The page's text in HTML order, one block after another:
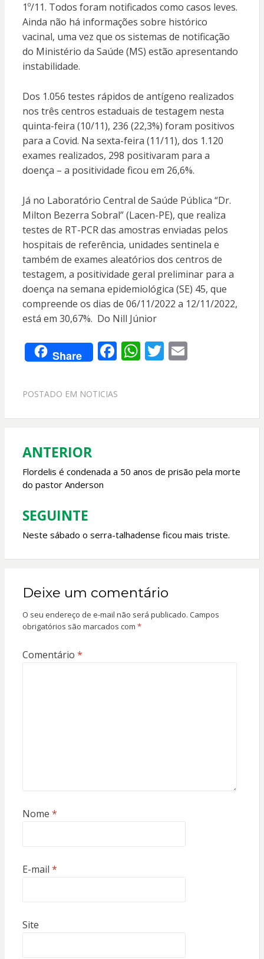
1º/11. Todos foram notificados como casos leves.
Ainda não há informações sobre histórico
vacinal, uma vez que os sistemas de notificação
do Ministério da Saúde (MS) estão apresentando
instabilidade.
Dos 1.056 testes rápidos de antígeno realizados
nos três centros estaduais de testagem nesta
quinta-feira (10/11), 236 (22,3%) foram positivos
para a Covid. Na sexta-feira (11/11), dos 1.120
exames realizados, 298 positivaram para a
doença – a positividade ficou em 26,6%.
Já no Laboratório Central de Saúde Pública “Dr.
Milton Bezerra Sobral” (Lacen-PE), que realiza
testes de RT-PCR das amostras enviadas pelos
hospitais de referência, unidades sentinela e
também de exames aleatórios dos centros de
testagem, a positividade geral preliminar para a
doença na semana epidemiológica (SE) 45, que
compreende os dias de 06/11/2022 a 12/11/2022,
está em 30,67%. Do Nill Júnior
Share F
e
o
k
W
A
p
T E
POSTADO EM NOTICIAS
Navegação
de
Post
ANTERIOR
Flordelis é condenada a 50 anos de prisão pela morte
do pastor Anderson
SEGUINTE
Neste sábado o serra-talhadense ficou mais triste.
Deixe um comentário
O seu endereço de e-mail não será publicado. Campos
obrigatórios são marcados com *
Comentário *
Nome *
E-mail *
Site